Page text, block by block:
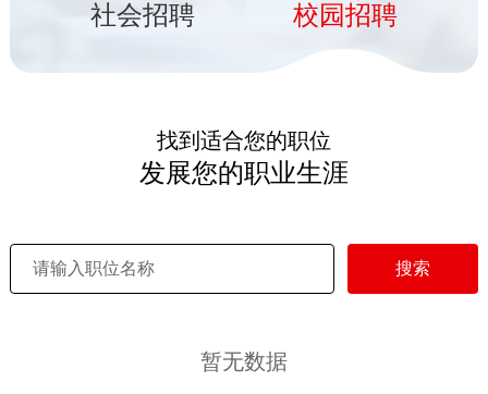
社会招聘 校园招聘
找到适合您的职位
发展您的职业生涯
搜索
暂无数据